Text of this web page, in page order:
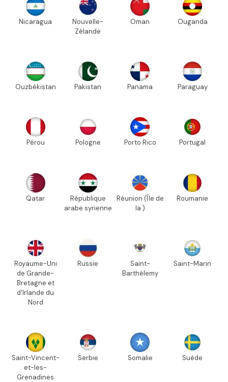
Nicaragua
Nouvelle-
Zélande
Oman Ouganda
Ouzbékistan Pakistan Panama Paraguay
Pérou Pologne Porto Rico Portugal
Qatar
République
arabe syrienne
Réunion (Île de
la )
Roumanie
Royaume-Uni
de Grande-
Bretagne et
d'Irlande du
Nord
Russie
Saint-
Barthélemy
Saint-Marin
Saint-Vincent-
et-les-
Grenadines
Serbie Somalie Suède